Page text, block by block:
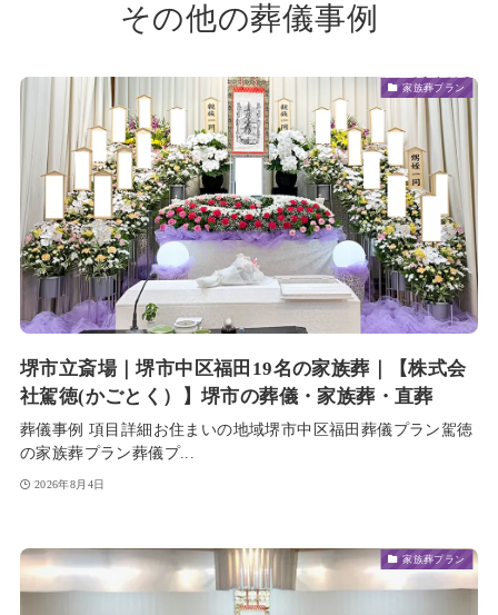
その他の葬儀事例
家族葬プラン
堺市立斎場｜堺市中区福田19名の家族葬｜【株式会
社駕徳(かごとく）】堺市の葬儀・家族葬・直葬
葬儀事例 項目詳細お住まいの地域堺市中区福田葬儀プラン駕徳
の家族葬プラン葬儀プ...
2026年8月4日
家族葬プラン